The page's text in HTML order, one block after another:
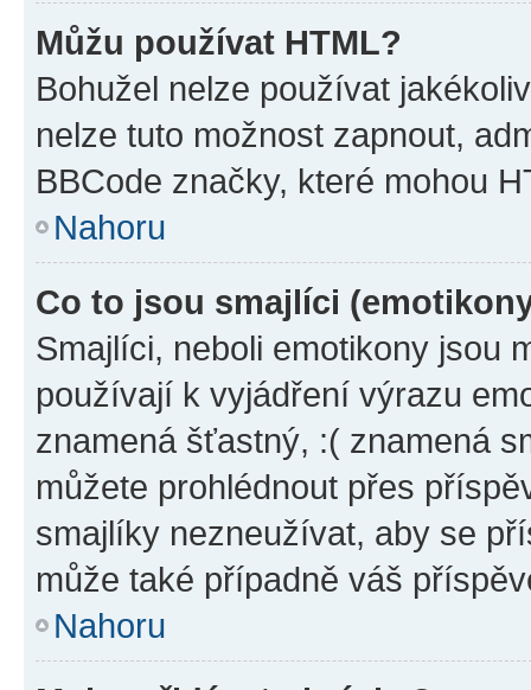
Můžu používat HTML?
Bohužel nelze používat
nelze tuto možnost zapnout,
BBCode značky, které mohou
Nahoru
Co to jsou smajlíci
Smajlíci, neboli emotikony jsou
používají k vyjádření výrazu
znamená šťastný, :( znamená
můžete prohlédnout přes
smajlíky nezneužívat, aby se
může také případně váš
Nahoru